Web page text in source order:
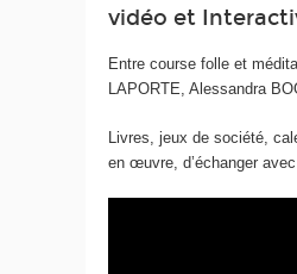
vidéo et
Entre course folle et
LAPORTE, Alessandra
Livres, jeux de société,
en œuvre, d’échanger